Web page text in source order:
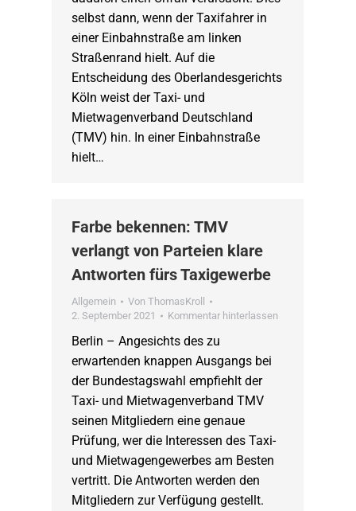
selbst dann, wenn der Taxifahrer in
einer Einbahnstraße am linken
Straßenrand hielt. Auf die
Entscheidung des Oberlandesgerichts
Köln weist der Taxi- und
Mietwagenverband Deutschland
(TMV) hin. In einer Einbahnstraße
hielt…
Farbe bekennen: TMV
verlangt von Parteien klare
Antworten fürs Taxigewerbe
Allgemein Von ThomasKroll
2. September 2021
Kommentar hinterlassen
Berlin – Angesichts des zu
erwartenden knappen Ausgangs bei
der Bundestagswahl empfiehlt der
Taxi- und Mietwagenverband TMV
seinen Mitgliedern eine genaue
Prüfung, wer die Interessen des Taxi-
und Mietwagengewerbes am Besten
vertritt. Die Antworten werden den
Mitgliedern zur Verfügung gestellt.